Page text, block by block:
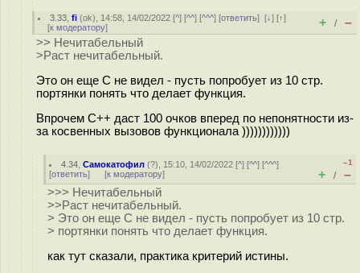
3.33 ,fi (ok), 14:58, 14/02/2022 [^] [^^] [^^^] [ответить][↓] [↑]
[к модератору] + / –
>> Нечитабельный
>Раст нечитабельный.
Это он еще C не видел - пусть попробует из 10 стр.
портянки понять что делает функция.
Впрочем C++ даст 100 очков вперед по непонятности из-
за косвенных вызовов функционала ))))))))))))
4.34 ,Самокатофил (?), 15:10, 14/02/2022 [^] [^^] [^^^]
[ответить] [к модератору]
–1
+ / –
>>> Нечитабельный
>>Раст нечитабельный.
> Это он еще C не видел - пусть попробует из 10 стр.
> портянки понять что делает функция.
как тут сказали, практика критерий истины.